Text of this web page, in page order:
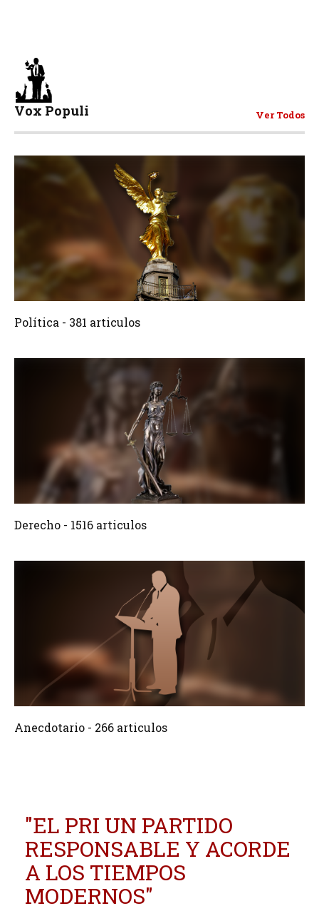
Vox Populi Ver Todos
381 Articulos
Política - 381 articulos
Crear 1516 Articulos
Derecho - 1516 articulos
Crear 266 Articulos
Anecdotario - 266 articulos
"EL PRI UN PARTIDO
RESPONSABLE Y ACORDE
A LOS TIEMPOS
MODERNOS"